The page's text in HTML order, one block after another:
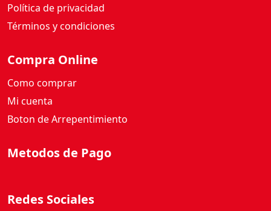
Términos y condiciones
Como comprar
Mi cuenta
Boton de Arrepentimiento